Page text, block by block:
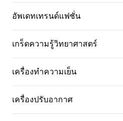
อัพเดทเทรนด์แฟชั่น
เกร็ดความรู้วิทยาศาสตร์
เครื่องทำความเย็น
เครื่องปรับอากาศ